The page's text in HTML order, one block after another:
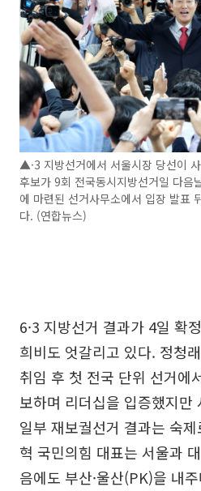
▲·3 지방선거에서 서울시장 당선이
후보가 9회 전국동시지방선거일 다음
에 마련된 선거사무소에서 입장 발표
다. (연합뉴스)
6·3 지방선거 결과가 4일 확
희비도 엇갈리고 있다. 정청
취임 후 첫 전국 단위 선거에
보하며 리더십을 입증했지만
일부 재보궐선거 결과는 숙
혁 국민의힘 대표는 서울과
음에도 부산·울산(PK)을 내